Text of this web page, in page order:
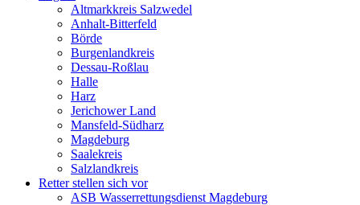
Altmarkkreis Salzwedel
Anhalt-Bitterfeld
Börde
Burgenlandkreis
Dessau-Roßlau
Halle
Harz
Jerichower Land
Mansfeld-Südharz
Magdeburg
Saalekreis
Salzlandkreis
Retter stellen sich vor
ASB Wasserrettungsdienst Magdeburg